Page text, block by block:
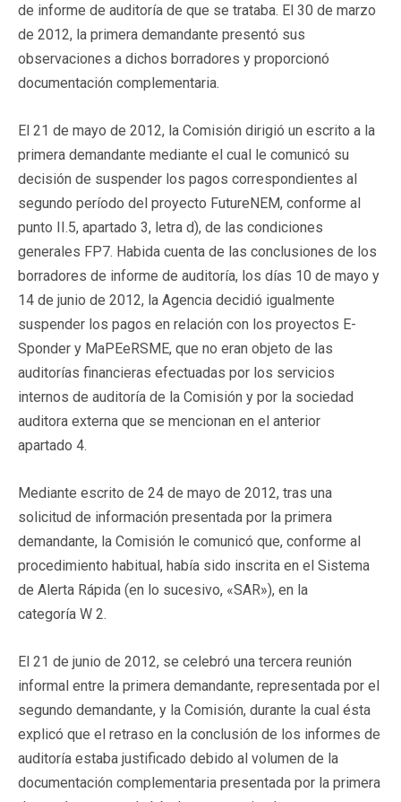
de informe de auditoría de que se trataba. El 30 de marzo
de 2012, la primera demandante presentó sus
observaciones a dichos borradores y proporcionó
documentación complementaria.
El 21 de mayo de 2012, la Comisión dirigió un escrito a la
primera demandante mediante el cual le comunicó su
decisión de suspender los pagos correspondientes al
segundo período del proyecto FutureNEM, conforme al
punto II.5, apartado 3, letra d), de las condiciones
generales FP7. Habida cuenta de las conclusiones de los
borradores de informe de auditoría, los días 10 de mayo y
14 de junio de 2012, la Agencia decidió igualmente
suspender los pagos en relación con los proyectos E-
Sponder y MaPEeRSME, que no eran objeto de las
auditorías financieras efectuadas por los servicios
internos de auditoría de la Comisión y por la sociedad
auditora externa que se mencionan en el anterior
apartado 4.
Mediante escrito de 24 de mayo de 2012, tras una
solicitud de información presentada por la primera
demandante, la Comisión le comunicó que, conforme al
procedimiento habitual, había sido inscrita en el Sistema
de Alerta Rápida (en lo sucesivo, «SAR»), en la
categoría W 2.
El 21 de junio de 2012, se celebró una tercera reunión
informal entre la primera demandante, representada por el
segundo demandante, y la Comisión, durante la cual ésta
explicó que el retraso en la conclusión de los informes de
auditoría estaba justificado debido al volumen de la
documentación complementaria presentada por la primera